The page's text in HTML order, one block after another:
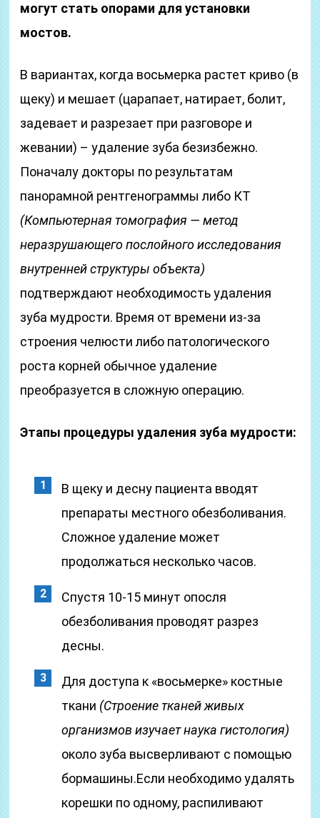
могут стать опорами для установки
мостов.
В вариантах, когда восьмерка растет криво (в
щеку) и мешает (царапает, натирает, болит,
задевает и разрезает при разговоре и
жевании) – удаление зуба безизбежно.
Поначалу докторы по результатам
панорамной рентгенограммы либо КТ
(Компьютерная томография — метод
неразрушающего послойного исследования
внутренней структуры объекта)
подтверждают необходимость удаления
зуба мудрости. Время от времени из-за
строения челюсти либо патологического
роста корней обычное удаление
преобразуется в сложную операцию.
Этапы процедуры удаления зуба мудрости:
В щеку и десну пациента вводят
препараты местного обезболивания.
Сложное удаление может
продолжаться несколько часов.
Спустя 10-15 минут опосля
обезболивания проводят разрез
десны.
Для доступа к «восьмерке» костные
ткани (Строение тканей живых
организмов изучает наука гистология)
около зуба высверливают с помощью
бормашины.Если необходимо удалять
корешки по одному, распиливают